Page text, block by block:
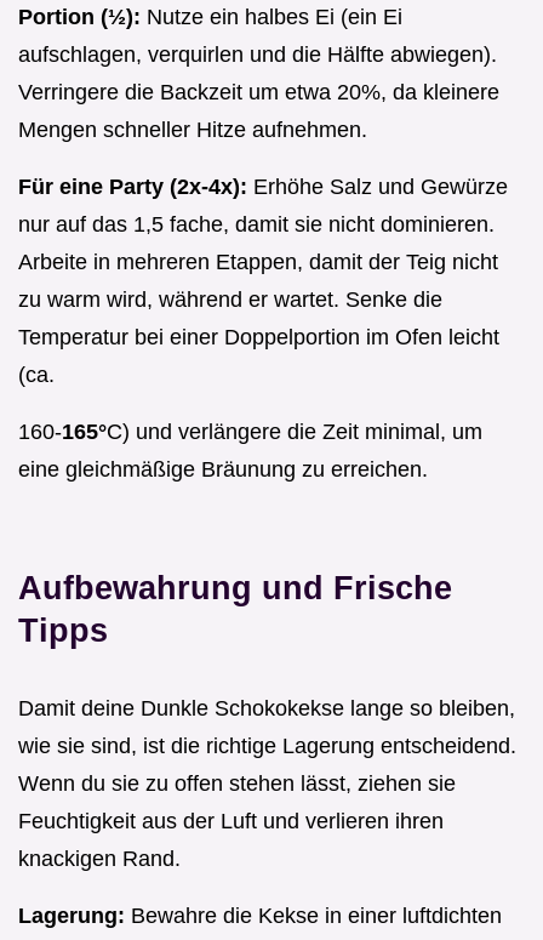
Portion (½): Nutze ein halbes Ei (ein Ei
aufschlagen, verquirlen und die Hälfte abwiegen).
Verringere die Backzeit um etwa 20%, da kleinere
Mengen schneller Hitze aufnehmen.
Für eine Party (2x-4x): Erhöhe Salz und Gewürze
nur auf das 1,5 fache, damit sie nicht dominieren.
Arbeite in mehreren Etappen, damit der Teig nicht
zu warm wird, während er wartet. Senke die
Temperatur bei einer Doppelportion im Ofen leicht
(ca.
160-165°C) und verlängere die Zeit minimal, um
eine gleichmäßige Bräunung zu erreichen.
Aufbewahrung und Frische
Tipps
Damit deine Dunkle Schokokekse lange so bleiben,
wie sie sind, ist die richtige Lagerung entscheidend.
Wenn du sie zu offen stehen lässt, ziehen sie
Feuchtigkeit aus der Luft und verlieren ihren
knackigen Rand.
Lagerung: Bewahre die Kekse in einer luftdichten